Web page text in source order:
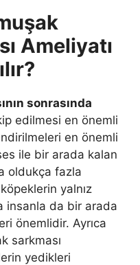
Ameliyatı
sonrasında
edilmesi en önemli
en önemli
ile bir arada kalan
oldukça fazla
yalnız
insanla da bir arada
önemlidir. Ayrıca
sarkması
yedikleri